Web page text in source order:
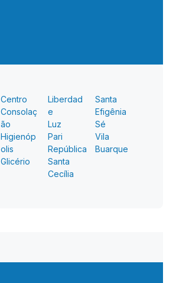
Centro
Consolaç
ão
Higienóp
olis
Glicério
Liberdad
e
Luz
Pari
República
Santa
Cecília
Santa
Efigênia
Sé
Vila
Buarque